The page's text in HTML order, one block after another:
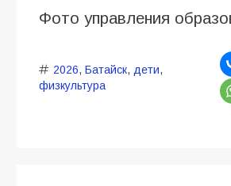
Фото управления
2026, Батайск, дети,
физкультура